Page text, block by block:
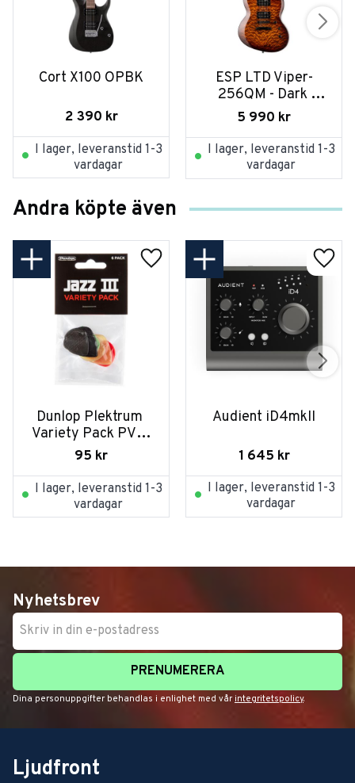
Cort X100 OPBK
2 390 kr
I lager, leveranstid 1-3
vardagar
ESP LTD Viper-
256QM - Dark
Brown Sunburst
5 990 kr
I lager, leveranstid 1-3
vardagar
Andra köpte även
Dunlop Plektrum
Variety Pack PVP-
103 VAR - 6/PLYPK
95 kr
I lager, leveranstid 1-3
vardagar
Audient iD4mkII
1 645 kr
I lager, leveranstid 1-3
vardagar
Nyhetsbrev
PRENUMERERA
Dina personuppgifter behandlas i enlighet med vår integritetspolicy.
Ljudfront